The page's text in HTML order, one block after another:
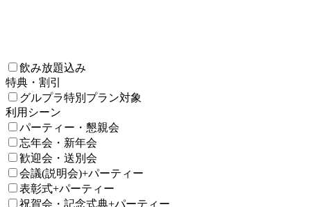
飲み放題込み
特典・割引
グルプラ特別プラン対象
利用シーン
パーティー・懇親会
忘年会・新年会
歓迎会・送別会
会議(説明会)+パーティー
表彰式+パーティー
祝賀会・記念式典+パーティー